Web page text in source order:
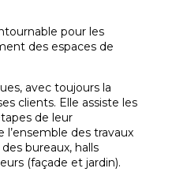
pour les
des espaces de
avec toujours la
clients. Elle assiste les
de leur
des travaux
bureaux, halls
(façade et jardin).